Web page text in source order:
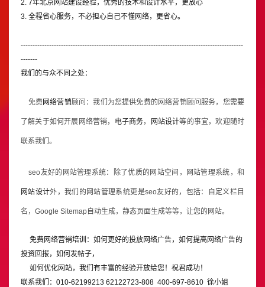
2. 7年北京网站建设经验，优秀的技术和设计水平，更放心
3. 全程省心服务，不必担心自己不懂网络，更省心。
----------------------------------------------------------------------------------------------
-------
我们的与众不同之处：
免费 网络营销顾问：我们为您提供免费的网络营销顾问服务，您需要
了解关于如何开展网络营销， 电子商务， 网站设计等的事宜，欢迎随时
联系我们。
seo友好的网站管理系统：除了优质的网站空间，网站管理系统，和
网站设计外，我们的网站管理系统更是seo友好的，包括：自定义栏目
名，Google Sitemap自动生成，静态页面生成等等，让您的网站。
免费网络营销培训：如何更好的投放网络广告，如何提高网络广告的
投资回报，如何发帖子，
如何优化网站，我们有丰富的经验开放给您！祝君成功！
联系我们：010-62199213 62122723-808 400-697-8610 徐小姐